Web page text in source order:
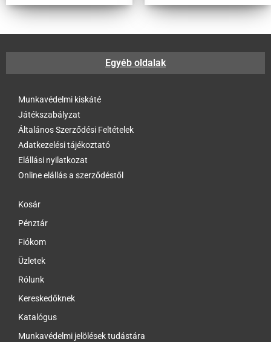
Egyéb oldalak
Munkavédelmi kiskáté
Játékszabályzat
Általános Szerződési Feltételek
Adatkezelési tájékoztató
Elállási nyilatkozat
Online elállás a szerződéstől
Kosár
Pénztár
Fiókom
Üzletek
Rólunk
Kereskedőknek
Katalógus
Munkavédelmi jelölések tudástára